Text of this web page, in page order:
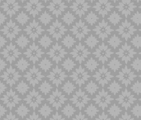
Sengkelat
Sepang
Singa Barong
Sold Out
Spaner
Tilam Sari